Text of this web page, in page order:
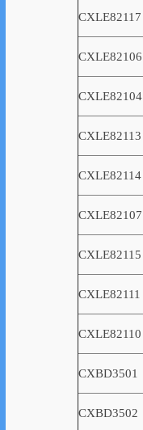
CXLE82117
CXLE82106
CXLE82104
CXLE82113
CXLE82114
CXLE82107
CXLE82115
CXLE82111
CXLE82110
CXBD3501
CXBD3502